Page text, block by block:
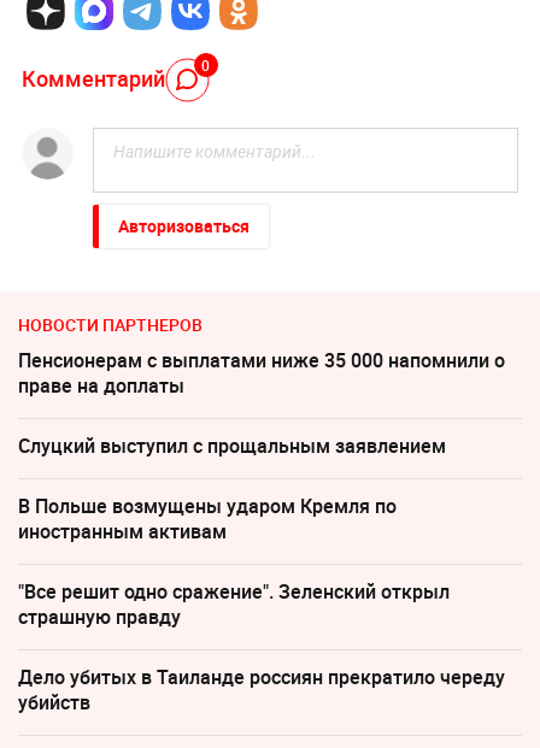
Комментарий 0
Авторизоваться
НОВОСТИ ПАРТНЕРОВ
Пенсионерам с выплатами ниже 35 000 напомнили о
праве на доплаты
Слуцкий выступил с прощальным заявлением
В Польше возмущены ударом Кремля по
иностранным активам
"Все решит одно сражение". Зеленский открыл
страшную правду
Дело убитых в Таиланде россиян прекратило череду
убийств